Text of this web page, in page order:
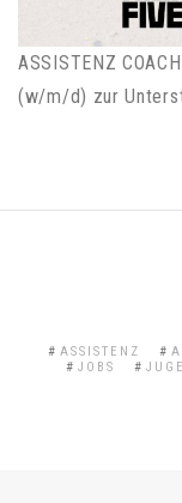
ASSISTENZ
(w/m/d) zur
ASSISTENZ
JOBS